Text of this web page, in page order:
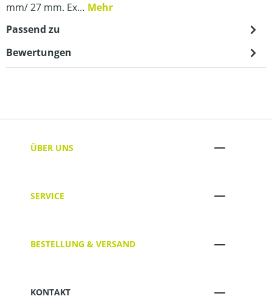
mm/ 27 mm. Ex… Mehr
Passend zu
Bewertungen
ÜBER UNS
SERVICE
BESTELLUNG & VERSAND
KONTAKT